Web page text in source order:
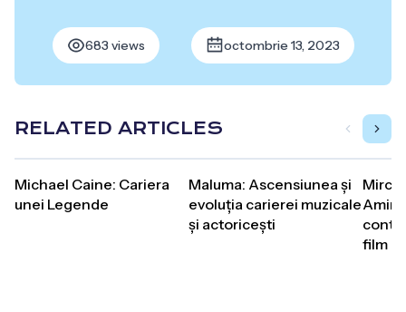
683 views octombrie 13, 2023
RELATED ARTICLES
Michael Caine: Cariera
unei Legende
Maluma: Ascensiunea și
evoluția carierei muzicale
și actoricești
film